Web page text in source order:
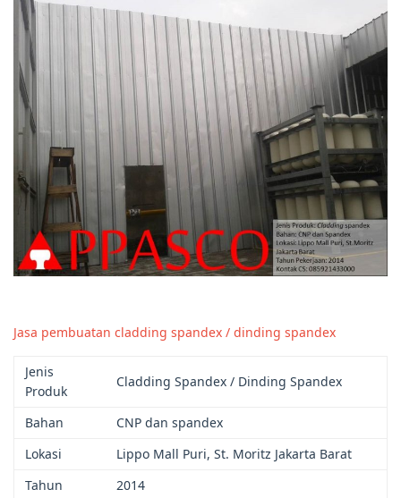
Jasa pembuatan cladding spandex / dinding spandex
Jenis
Produk
Cladding Spandex / Dinding Spandex
Bahan
CNP dan spandex
Lokasi
Lippo Mall Puri, St. Moritz Jakarta Barat
Tahun
2014